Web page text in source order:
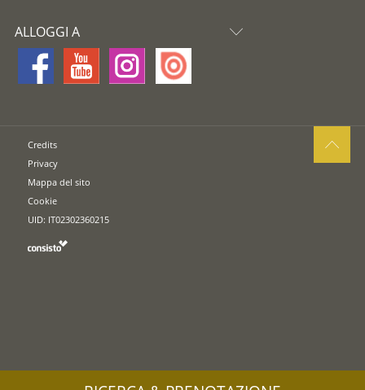
ALLOGGI A
Credits
Privacy
Mappa del sito
Cookie
UID: IT02302360215